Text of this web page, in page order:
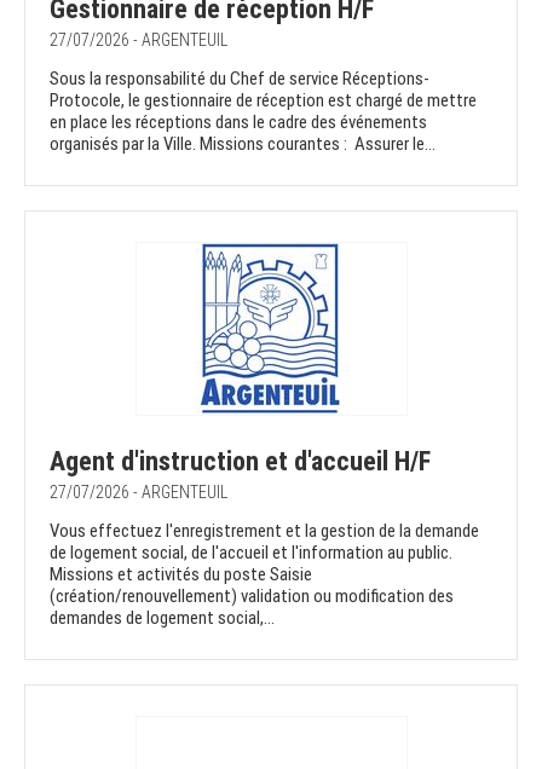
Gestionnaire de réception H/F
27/07/2026 - ARGENTEUIL
Sous la responsabilité du Chef de service Réceptions-
Protocole, le gestionnaire de réception est chargé de mettre
en place les réceptions dans le cadre des événements
organisés par la Ville. Missions courantes : Assurer le...
Agent d'instruction et d'accueil H/F
27/07/2026 - ARGENTEUIL
Vous effectuez l'enregistrement et la gestion de la demande
de logement social, de l'accueil et l'information au public.
Missions et activités du poste Saisie
(création/renouvellement) validation ou modification des
demandes de logement social,...